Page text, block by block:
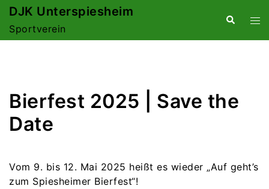
Zum
springen
DJK Unterspiesheim
Sportverein
Suche
Bierfest 2025 | Save the
Date
Vom 9. bis 12. Mai 2025 heißt es wieder „Auf geht’s
zum Spiesheimer Bierfest“!